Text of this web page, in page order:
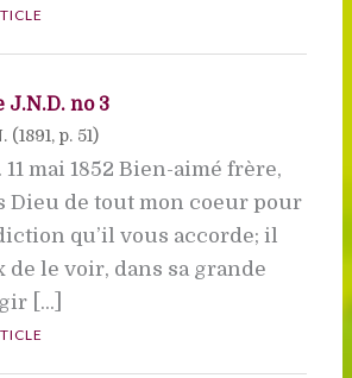
J.N.D. no 3
(1891, p. 51)
11 mai 1852 Bien-aimé frère,
Dieu de tout mon coeur pour
qu’il vous accorde; il
de le voir, dans sa grande
[...]